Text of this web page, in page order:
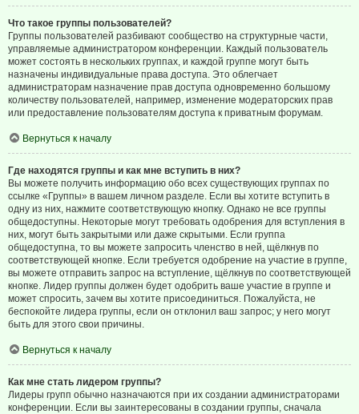
Что такое группы пользователей?
Группы пользователей разбивают сообщество на структурные части,
управляемые администратором конференции. Каждый пользователь
может состоять в нескольких группах, и каждой группе могут быть
назначены индивидуальные права доступа. Это облегчает
администраторам назначение прав доступа одновременно большому
количеству пользователей, например, изменение модераторских прав
или предоставление пользователям доступа к приватным форумам.
Вернуться к началу
Где находятся группы и как мне вступить в них?
Вы можете получить информацию обо всех существующих группах по
ссылке «Группы» в вашем личном разделе. Если вы хотите вступить в
одну из них, нажмите соответствующую кнопку. Однако не все группы
общедоступны. Некоторые могут требовать одобрения для вступления в
них, могут быть закрытыми или даже скрытыми. Если группа
общедоступна, то вы можете запросить членство в ней, щёлкнув по
соответствующей кнопке. Если требуется одобрение на участие в группе,
вы можете отправить запрос на вступление, щёлкнув по соответствующей
кнопке. Лидер группы должен будет одобрить ваше участие в группе и
может спросить, зачем вы хотите присоединиться. Пожалуйста, не
беспокойте лидера группы, если он отклонил ваш запрос; у него могут
быть для этого свои причины.
Вернуться к началу
Как мне стать лидером группы?
Лидеры групп обычно назначаются при их создании администраторами
конференции. Если вы заинтересованы в создании группы, сначала